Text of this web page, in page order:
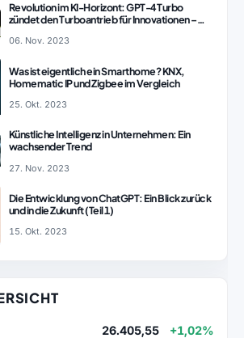
Revolution im KI-Horizont: GPT-4 Turbo
zündet den Turboantrieb für Innovationen –
06. Nov. 2023
Was ist eigentlich ein Smarthome? KNX,
Homematic IP und Zigbee im Vergleich
25. Okt. 2023
Künstliche Intelligenz in Unternehmen: Ein
wachsender Trend
27. Nov. 2023
Die Entwicklung von ChatGPT: Ein Blick zurück
und in die Zukunft (Teil 1)
15. Okt. 2023
26.405,55 +1,02%